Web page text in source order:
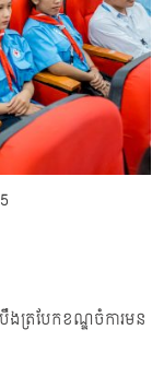
ត្របែកខណ្ឌចំការមន